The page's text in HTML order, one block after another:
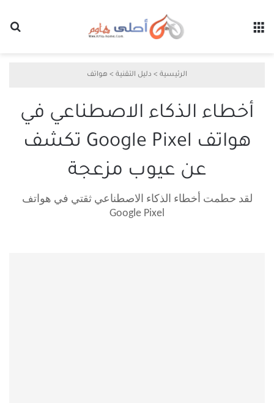
الرئيسية > دليل التقنية > هواتف
أخطاء الذكاء الاصطناعي في
هواتف Google Pixel تكشف
عن عيوب مزعجة
لقد حطمت أخطاء الذكاء الاصطناعي ثقتي في هواتف
Google Pixel